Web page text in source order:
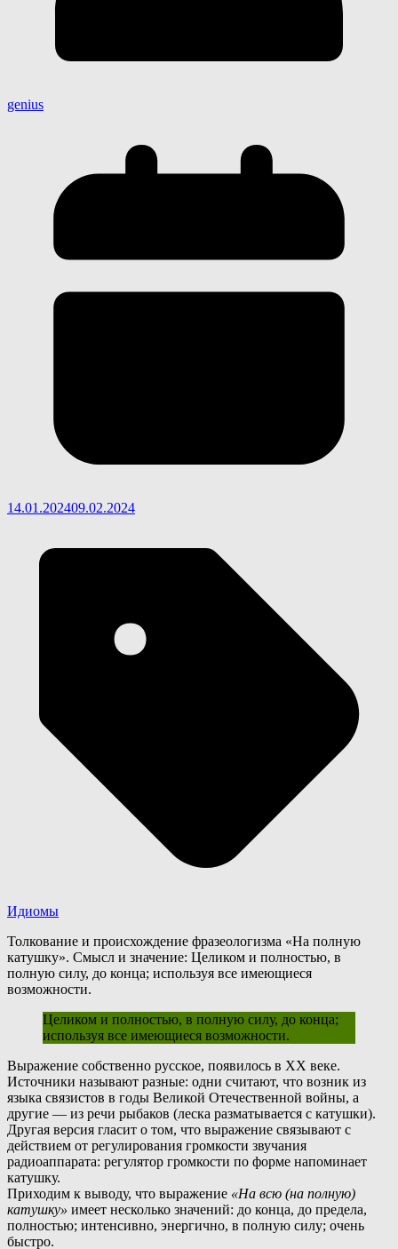
genius
14.01.202409.02.2024
Идиомы
Толкование и происхождение фразеологизма «На полную
катушку». Смысл и значение: Целиком и полностью, в
полную силу, до конца; используя все имеющиеся
возможности.
Целиком и полностью, в полную силу, до конца;
используя все имеющиеся возможности.
Выражение собственно русское, появилось в ХХ веке.
Источники называют разные: одни считают, что возник из
языка связистов в годы Великой Отечественной войны, а
другие — из речи рыбаков (леска разматывается с катушки).
Другая версия гласит о том, что выражение связывают с
действием от регулирования громкости звучания
радиоаппарата: регулятор громкости по форме напоминает
катушку.
Приходим к выводу, что выражение «На всю (на полную)
катушку» имеет несколько значений: до конца, до предела,
полностью; интенсивно, энергично, в полную силу; очень
быстро.